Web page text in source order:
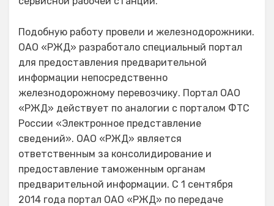
Подобную работу провели и железнодорожники.
ОАО «РЖД» разработало специальный портал
для предоставления предварительной
информации непосредственно
железнодорожному перевозчику. Портал ОАО
«РЖД» действует по аналогии с порталом ФТС
России «Электронное представление
сведений». ОАО «РЖД» является
ответственным за консолидирование и
предоставление таможенным органам
предварительной информации. С 1 сентября
2014 года портал ОАО «РЖД» по передаче